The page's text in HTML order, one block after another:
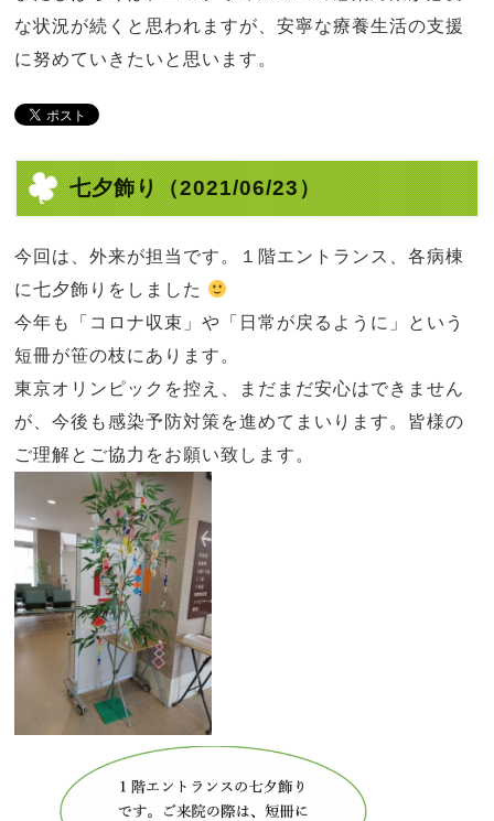
な状況が続くと思われますが、安寧な療養生活の支援
に努めていきたいと思います。
七夕飾り（2021/06/23）
今回は、外来が担当です。１階エントランス、各病棟
に七夕飾りをしました
今年も「コロナ収束」や「日常が戻るように」という
短冊が笹の枝にあります。
東京オリンピックを控え、まだまだ安心はできません
が、今後も感染予防対策を進めてまいります。皆様の
ご理解とご協力をお願い致します。